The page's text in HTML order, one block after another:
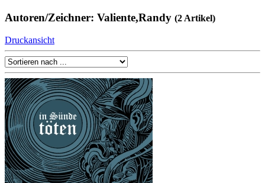
Autoren/Zeichner: Valiente,Randy (2 Artikel)
Druckansicht